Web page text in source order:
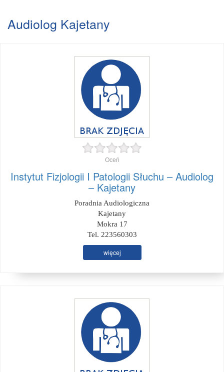
Audiolog Kajetany
Oceń
Instytut Fizjologii I Patologii Słuchu – Audiolog
– Kajetany
Poradnia Audiologiczna
Kajetany
Mokra 17
Tel. 223560303
więcej